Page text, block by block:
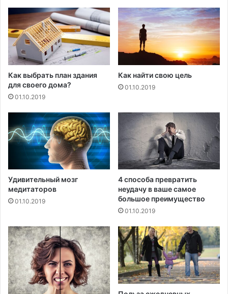
г
а
ю
т
т
ы
ь
о
в
о
т
д
е
н
и
е
Л
Г
Как выбрать план здания
для своего дома?
01.10.2019
Как найти свою цель
01.10.2019
Удивительный мозг
медитаторов
01.10.2019
4 способа превратить
неудачу в ваше самое
большое преимущество
01.10.2019